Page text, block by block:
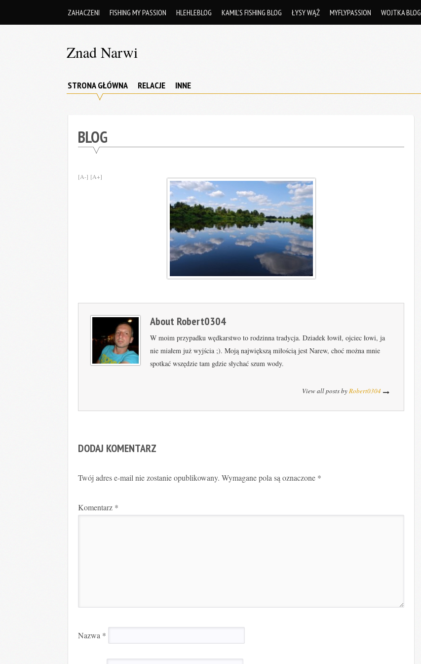
ZAHACZENI FISHING MY PASSION HLEHLEBLOG KAMIL’S FISHING BLOG ŁYSY WĄŻ MYFLYPASSION WOJTKA BLOG
Znad Narwi
znad
STRONA GŁÓWNA RELACJE INNE
BLOG
[A-] [A+]
About Robert0304
W moim przypadku wędkarstwo to rodzinna tradycja. Dziadek łowił, ojciec łowi, ja
nie miałem już wyjścia ;). Moją największą miłością jest Narew, choć można mnie
spotkać wszędzie tam gdzie słychać szum wody.
View all posts byRobert0304
DODAJ KOMENTARZ
Twój adres e-mail nie zostanie opublikowany. Wymagane pola są oznaczone *
Komentarz *
Nazwa *